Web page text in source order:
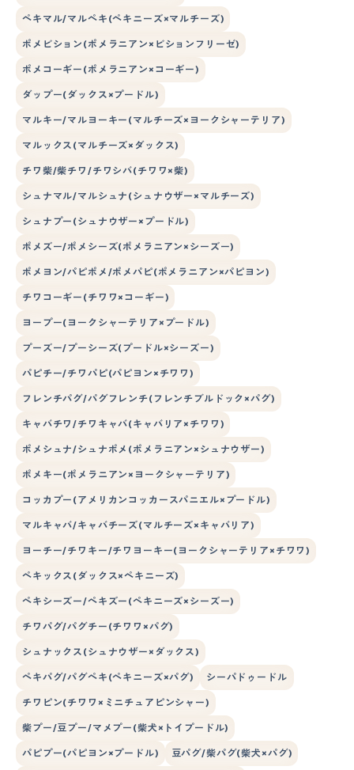
ペキマル/マルペキ(ペキニーズ×マルチーズ)
ポメビション(ポメラニアン×ビションフリーゼ)
ポメコーギー(ポメラニアン×コーギー)
ダップー(ダックス×プードル)
マルキー/マルヨーキー(マルチーズ×ヨークシャーテリア)
マルックス(マルチーズ×ダックス)
チワ柴/柴チワ/チワシバ(チワワ×柴)
シュナマル/マルシュナ(シュナウザー×マルチーズ)
シュナプー(シュナウザー×プードル)
ポメズー/ポメシーズ(ポメラニアン×シーズー)
ポメヨン/パピポメ/ポメパピ(ポメラニアン×パピヨン)
チワコーギー(チワワ×コーギー)
ヨープー(ヨークシャーテリア×プードル)
プーズー/プーシーズ(プードル×シーズー)
パピチー/チワパピ(パピヨン×チワワ)
フレンチパグ/パグフレンチ(フレンチブルドック×パグ)
キャバチワ/チワキャバ(キャバリア×チワワ)
ポメシュナ/シュナポメ(ポメラニアン×シュナウザー)
ポメキー(ポメラニアン×ヨークシャーテリア)
コッカプー(アメリカンコッカースパニエル×プードル)
マルキャバ/キャバチーズ(マルチーズ×キャバリア)
ヨーチー/チワキー/チワヨーキー(ヨークシャーテリア×チワワ)
ペキックス(ダックス×ペキニーズ)
ペキシーズー/ペキズー(ペキニーズ×シーズー)
チワパグ/パグチー(チワワ×パグ)
シュナックス(シュナウザー×ダックス)
ペキパグ/パグペキ(ペキニーズ×パグ) シーパドゥードル
チワピン(チワワ×ミニチュアピンシャー)
柴プー/豆プー/マメプー(柴犬×トイプードル)
パピプー(パピヨン×プードル) 豆パグ/柴パグ(柴犬×パグ)